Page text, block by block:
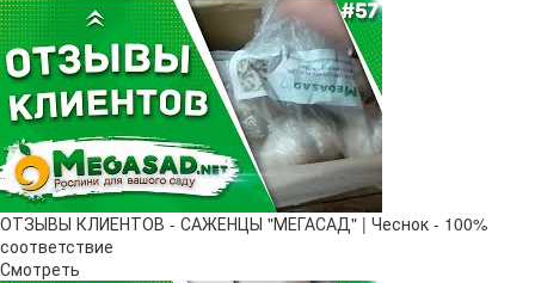
ОТЗЫВЫ КЛИЕНТОВ - САЖЕНЦЫ "МЕГАСАД" | Чеснок - 100%
соответствие
Смотреть